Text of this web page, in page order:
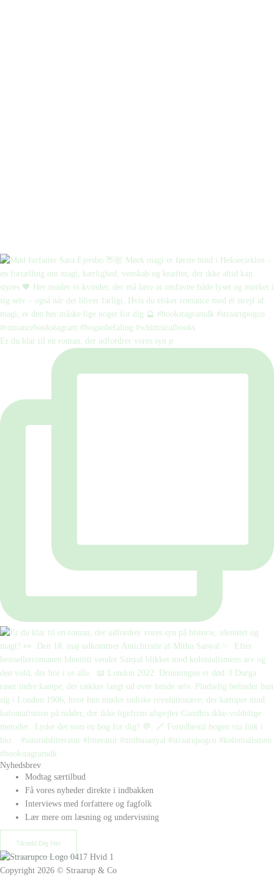
Er du klar til en roman, der udfordrer vores syn p
Nyhedsbrev
Modtag særtilbud
Få vores nyheder direkte i indbakken
Interviews med forfattere og fagfolk
Lær mere om læsning og undervisning
Tilmeld Dig Her
Copyright 2026 © Straarup & Co